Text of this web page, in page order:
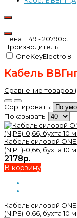
Цена1149 -20790р.
Производитель
OneKeyElectro 8
Кабель
Сравнение товаров
Сортировать:
Показывать:
Кабель силовой
(N,PE)-0,66, бухта 10
2178р.
В корзину
Кабель силовой
(N,PE)-0,66, бухта 10